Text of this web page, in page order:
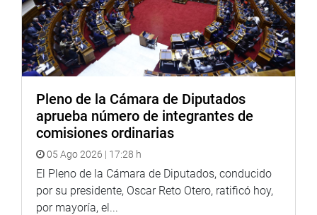
que menos tecnología tiene y se carece de agua de riego.
Hace falta ser más competitivo y actuar en forma
articulada entre las instancias estatales».
Su colega Jessica Córdova Lobatón (Avanza País), pidió
una sesión descentralizada en Lambayeque, con la
finalidad de seguir atendiendo los requerimientos de los
agricultores de esa región del país.
El alcalde del distrito de Laredo, Miguel Orlando Chávez
Castro, dio la bienvenida a la delegación parlamentaria y
expuso la serie de problemas que a diario padecen los
Pleno de la Cámara de Diputados
aprueba número de integrantes de
comisiones ordinarias
05 Ago 2026 | 17:28 h
El Pleno de la Cámara de Diputados, conducido
por su presidente, Oscar Reto Otero, ratificó hoy,
por mayoría, el...